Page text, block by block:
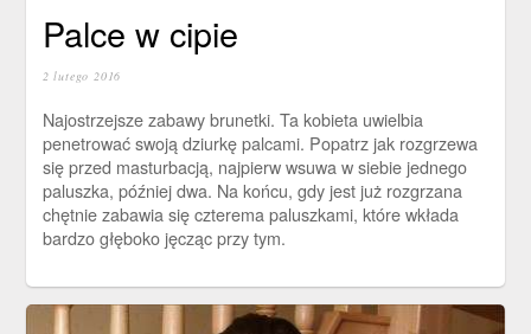
Palce w cipie
2 lutego 2016
Najostrzejsze zabawy brunetki. Ta kobieta uwielbia
penetrować swoją dziurkę palcami. Popatrz jak rozgrzewa
się przed masturbacją, najpierw wsuwa w siebie jednego
paluszka, później dwa. Na końcu, gdy jest już rozgrzana
chętnie zabawia się czterema paluszkami, które wkłada
bardzo głęboko jęcząc przy tym.